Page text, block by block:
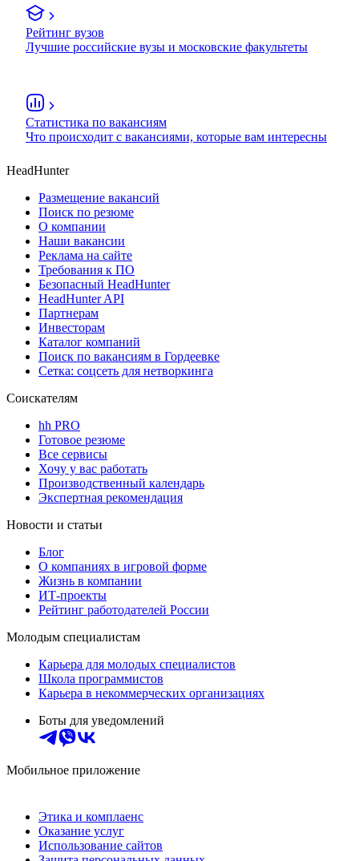
Рейтинг вузов
Лучшие российские вузы и московские факультеты
Статистика по вакансиям
Что происходит с вакансиями, которые вам интересны
HeadHunter
Размещение вакансий
Поиск по резюме
О компании
Наши вакансии
Реклама на сайте
Требования к ПО
Безопасный HeadHunter
HeadHunter API
Партнерам
Инвесторам
Каталог компаний
Поиск по вакансиям в Гордеевке
Сетка: соцсеть для нетворкинга
Соискателям
hh PRO
Готовое резюме
Все сервисы
Хочу у вас работать
Производственный календарь
Экспертная рекомендация
Новости и статьи
Блог
О компаниях в игровой форме
Жизнь в компании
ИТ-проекты
Рейтинг работодателей России
Молодым специалистам
Карьера для молодых специалистов
Школа программистов
Карьера в некоммерческих организациях
Боты для уведомлений
Мобильное приложение
Этика и комплаенс
Оказание услуг
Использование сайтов